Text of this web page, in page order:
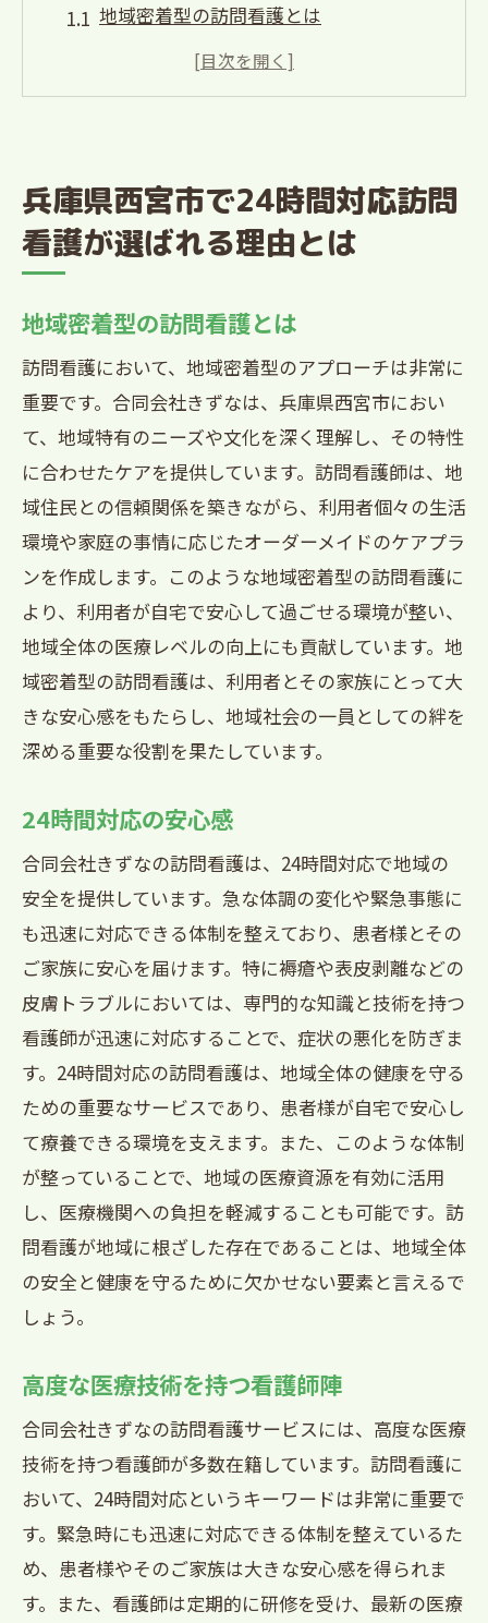
地域密着型の訪問看護とは
24時間対応の安心感
高度な医療技術を持つ看護師陣
地域医療と連携したサポート体制
訪問看護のプロが教える24時間対応のメリッ
急な体調変化にも迅速対応
患者様とご家族の安心感を提供
夜間対応で安心の療養生活
褥瘡ケアの専門的対応
訪問看護の柔軟なサポート
在宅療養の質を高める24時間対応
緊急時にも安心兵庫県西宮市の訪問看護24時
間対応サービス
緊急時の対応力
24時間対応の必要性
訪問看護の連携プレー
きずなの迅速な対応力
地域医療との協力体制
きずなの24時間対応訪問看護が提供する安心
感とは
患者様のニーズに応えるケア
高度な医療技術の提供
24時間対応の体制
家族とのコミュニケーション
緊急時の安心感を提供
地域に根ざしたサポート
褥瘡ケアに強い24時間対応訪問看護兵庫県西
宮市の実績
褥瘡ケアの専門知識
迅速な対応と予防
訪問看護の実績と信頼
24時間対応で安心のサポート
訪問看護の現場から見る24時間対応の必要性
急変時の対応力
患者様と家族の安心感
24時間対応のメリット
兵庫県西宮市で24時間対応訪問
看護が選ばれる理由とは
地域密着型の訪問看護とは
訪問看護において、地域密着型のアプローチは非常に
重要です。合同会社きずなは、兵庫県西宮市におい
て、地域特有のニーズや文化を深く理解し、その特性
に合わせたケアを提供しています。訪問看護師は、地
域住民との信頼関係を築きながら、利用者個々の生活
環境や家庭の事情に応じたオーダーメイドのケアプラ
ンを作成します。このような地域密着型の訪問看護に
より、利用者が自宅で安心して過ごせる環境が整い、
地域全体の医療レベルの向上にも貢献しています。地
域密着型の訪問看護は、利用者とその家族にとって大
きな安心感をもたらし、地域社会の一員としての絆を
深める重要な役割を果たしています。
24時間対応の安心感
合同会社きずなの訪問看護は、24時間対応で地域の
安全を提供しています。急な体調の変化や緊急事態に
も迅速に対応できる体制を整えており、患者様とその
ご家族に安心を届けます。特に褥瘡や表皮剥離などの
皮膚トラブルにおいては、専門的な知識と技術を持つ
看護師が迅速に対応することで、症状の悪化を防ぎま
す。24時間対応の訪問看護は、地域全体の健康を守る
ための重要なサービスであり、患者様が自宅で安心し
て療養できる環境を支えます。また、このような体制
が整っていることで、地域の医療資源を有効に活用
し、医療機関への負担を軽減することも可能です。訪
問看護が地域に根ざした存在であることは、地域全体
の安全と健康を守るために欠かせない要素と言えるで
しょう。
高度な医療技術を持つ看護師陣
合同会社きずなの訪問看護サービスには、高度な医療
技術を持つ看護師が多数在籍しています。訪問看護に
おいて、24時間対応というキーワードは非常に重要で
す。緊急時にも迅速に対応できる体制を整えているた
め、患者様やそのご家族は大きな安心感を得られま
す。また、看護師は定期的に研修を受け、最新の医療